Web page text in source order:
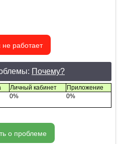
работает
Почему?
Личный кабинет
Приложение
0% 0%
о проблеме